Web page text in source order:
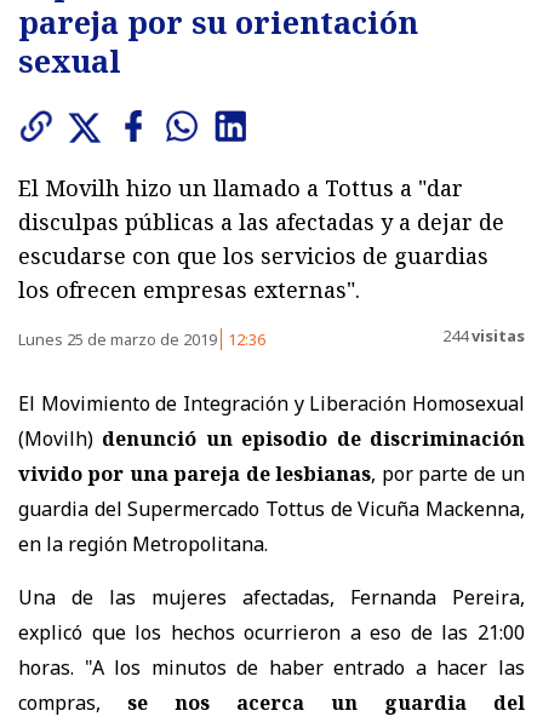
pareja por su orientación
sexual
El Movilh hizo un llamado a Tottus a "dar
disculpas públicas a las afectadas y a dejar de
escudarse con que los servicios de guardias
los ofrecen empresas externas".
Lunes 25 de marzo de 2019 12:36 244visitas
El Movimiento de Integración y Liberación Homosexual
(Movilh) denunció un episodio de discriminación
vivido por una pareja de lesbianas, por parte de un
guardia del Supermercado Tottus de Vicuña Mackenna,
en la región Metropolitana.
Una de las mujeres afectadas, Fernanda Pereira,
explicó que los hechos ocurrieron a eso de las 21:00
horas. "A los minutos de haber entrado a hacer las
compras, se nos acerca un guardia del